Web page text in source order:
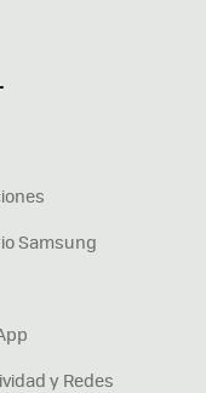
Samsung
y Redes